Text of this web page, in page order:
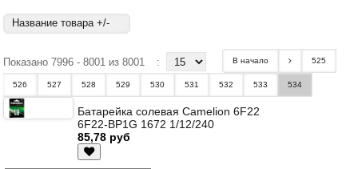
Название товара +/-
Показано 7996 - 8001 из 8001 : В начало 525
526 527 528 529 530 531 532 533 534
Батарейка солевая Camelion 6F22
6F22-BP1G 1672 1/12/240
85,78 руб